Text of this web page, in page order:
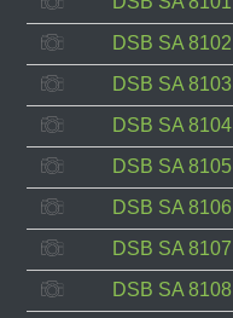
DSB SA 8102
DSB SA 8103
DSB SA 8104
DSB SA 8105
DSB SA 8106
DSB SA 8107
DSB SA 8108